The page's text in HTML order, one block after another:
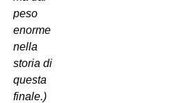
peso
enorme
nella
storia di
questa
finale.)